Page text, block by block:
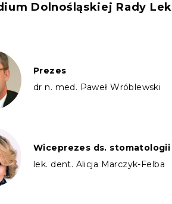
Dolnośląskiej Rady
Prezes
dr n. med. Paweł Wróblewski
Wiceprezes ds. stomatologii
lek. dent. Alicja Marczyk-Felba